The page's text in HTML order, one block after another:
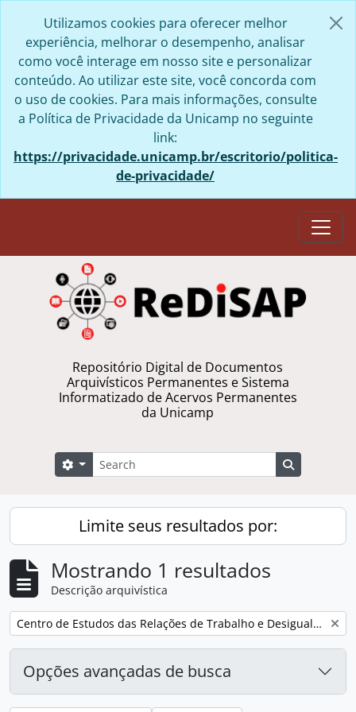
Utilizamos cookies para oferecer melhor
experiência, melhorar o desempenho, analisar
como você interage em nosso site e personalizar
conteúdo. Ao utilizar este site, você concorda com
o uso de cookies. Para mais informações, consulte
a Política de Privacidade da Unicamp no seguinte
link:
https://privacidade.unicamp.br/escritorio/politica-
de-privacidade/
Repositório Digital de Documentos
Arquivísticos Permanentes e Sistema
Informatizado de Acervos Permanentes
da Unicamp
Buscar
Opções de busca
Limite seus resultados por:
Mostrando 1 resultados
Descrição arquivística
Remover filtro: Centro de Estudos das Relações de Trabalho e Desigualdades
Opções avançadas de busca